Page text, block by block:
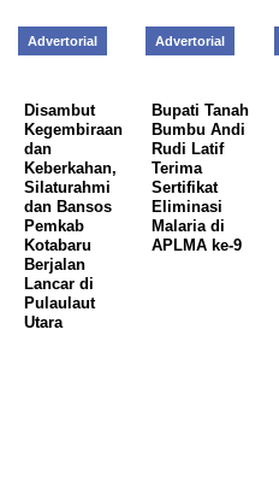
Advertorial
Disambut
Kegembiraan
dan
Keberkahan,
Silaturahmi
dan Bansos
Pemkab
Kotabaru
Berjalan
Lancar di
Pulaulaut
Utara
Advertorial
Bupati Tanah
Bumbu Andi
Rudi Latif
Terima
Sertifikat
Eliminasi
Malaria di
APLMA ke-9